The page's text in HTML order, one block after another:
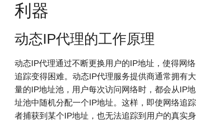
利器
动态IP代理的工作原理
动态IP代理通过不断更换用户的IP地址，使得网络
追踪变得困难。动态IP代理服务提供商通常拥有大
量的IP地址池，用户每次访问网络时，都会从IP地
址池中随机分配一个IP地址。这样，即使网络追踪
者捕获到某个IP地址，也无法追踪到用户的真实身